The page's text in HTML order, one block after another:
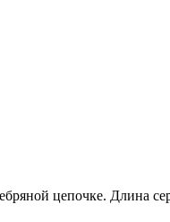
цепочке. Длина